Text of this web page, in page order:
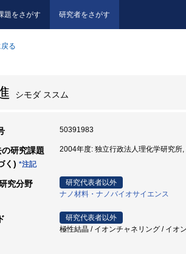
題をさがす 研究者をさがす
る
シモダ ススム
50391983
研究課題
く) *注記
2004年度: 独立行政法人理化学研究所
究分野
研究代表者以外
ナノ材料・ナノバイオサイエンス
研究代表者以外
極性結晶 / イオンチャネリング / イオ